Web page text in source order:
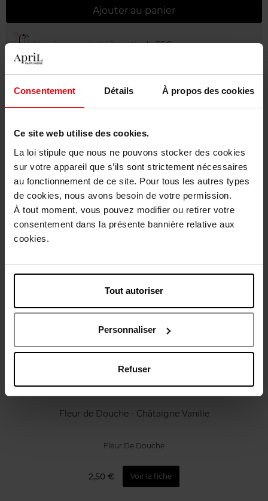
Consentement Détails À propos des cookies
Ce site web utilise des cookies.
La loi stipule que nous ne pouvons stocker des cookies
sur votre appareil que s’ils sont strictement nécessaires
au fonctionnement de ce site. Pour tous les autres types
de cookies, nous avons besoin de votre permission.
À tout moment, vous pouvez modifier ou retirer votre
consentement dans la présente bannière relative aux
cookies.
Tout autoriser
Personnaliser
Refuser
Ajouter au panier
Livraison gratuite à partir de 55€
Retour gratuit dans votre magasin
Emballage cadeau offert
Description
Caractéristiques
Avis client
Vous aimerez peut-être
Fleur de Douche - Châtaigne Vanille
Fleur De Douche
2,50 € Voir la fiche